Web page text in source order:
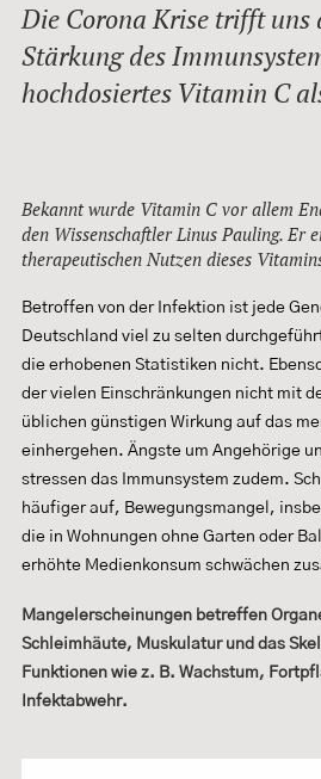
Die Corona Krise trifft uns
Stärkung des
hochdosiertes Vitamin C
Bekannt wurde Vitamin C vor allem
den Wissenschaftler Linus Pauling. Er
therapeutischen Nutzen dieses
Betroffen von der Infektion ist jede
Deutschland viel zu selten
die erhobenen Statistiken nicht.
der vielen Einschränkungen nicht mit
üblichen günstigen Wirkung auf das
einhergehen. Ängste um Angehörige
stressen das Immunsystem zudem.
häufiger auf, Bewegungsmangel,
die in Wohnungen ohne Garten oder
erhöhte Medienkonsum schwächen
Mangelerscheinungen betreffen
Schleimhäute, Muskulatur und das
Funktionen wie z. B. Wachstum,
Infektabwehr.